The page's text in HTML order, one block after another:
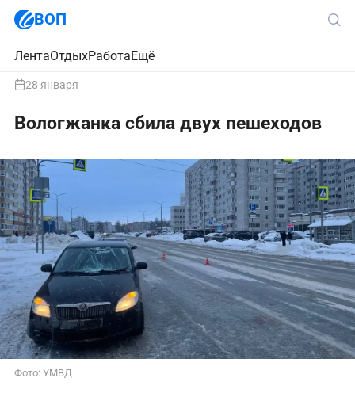
ВОП
ЛентаОтдыхРаботаЕщё
28 января
Вологжанка сбила двух пешеходов
Фото: УМВД